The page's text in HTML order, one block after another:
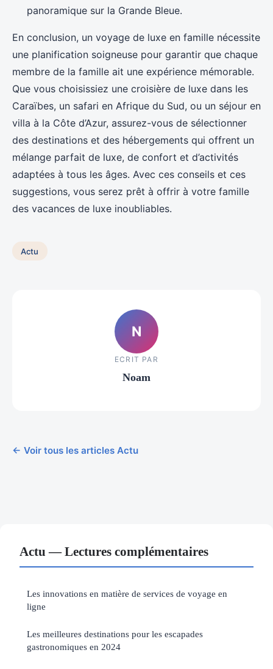
panoramique sur la Grande Bleue.
En conclusion, un voyage de luxe en famille nécessite
une planification soigneuse pour garantir que chaque
membre de la famille ait une expérience mémorable.
Que vous choisissiez une croisière de luxe dans les
Caraïbes, un safari en Afrique du Sud, ou un séjour en
villa à la Côte d’Azur, assurez-vous de sélectionner
des destinations et des hébergements qui offrent un
mélange parfait de luxe, de confort et d’activités
adaptées à tous les âges. Avec ces conseils et ces
suggestions, vous serez prêt à offrir à votre famille
des vacances de luxe inoubliables.
Actu
N
ECRIT PAR
Noam
← Voir tous les articles Actu
Actu — Lectures complémentaires
Les innovations en matière de services de voyage en
ligne
Les meilleures destinations pour les escapades
gastronomiques en 2024